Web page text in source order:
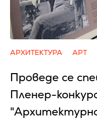
АРХИТЕКТУРА АРТ
Проведе се
Пленер-